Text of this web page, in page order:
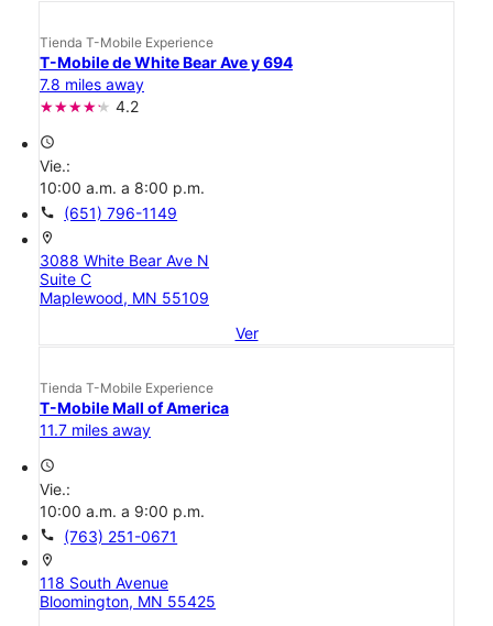
Tienda T-Mobile Experience
T-Mobile de White Bear Ave y 694
7.8 miles away
4.2
access_time
Vie.:
10:00 a.m. a 8:00 p.m.
call (651) 796-1149
location_on
3088 White Bear Ave N
Suite C
Maplewood, MN 55109
Ver
Tienda T-Mobile Experience
T-Mobile Mall of America
11.7 miles away
access_time
Vie.:
10:00 a.m. a 9:00 p.m.
call (763) 251-0671
location_on
118 South Avenue
Bloomington, MN 55425